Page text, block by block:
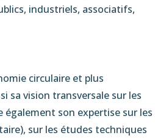
industriels, associatifs,
circulaire et plus
sa vision transversale sur les
également son expertise sur les
sur les études techniques